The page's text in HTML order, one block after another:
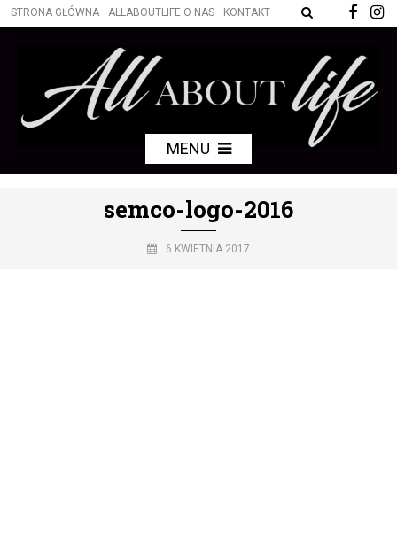
STRONA GŁÓWNA ALLABOUTLIFE O NAS KONTAKT
MENU
semco-logo-2016
6 KWIETNIA 2017